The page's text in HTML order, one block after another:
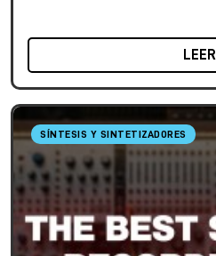
LEER
SÍNTESIS Y SINTETIZADORES